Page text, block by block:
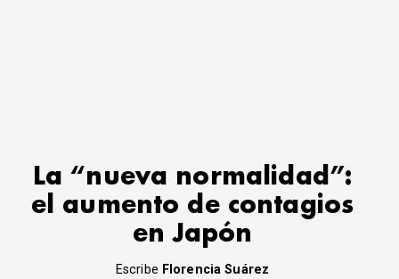
La “nueva normalidad”:
el aumento de contagios
en Japón
Escribe Florencia Suárez